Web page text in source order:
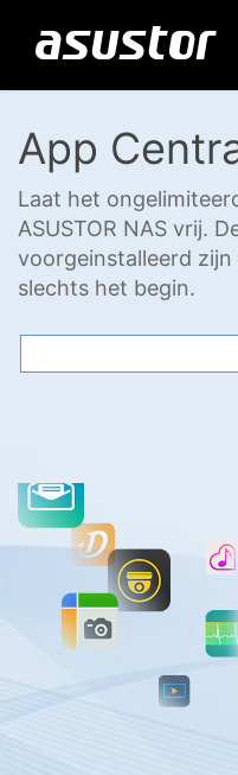
App
Laat het
ASUSTOR NAS vrij.
voorgeinstalleerd zijn
slechts het begin.